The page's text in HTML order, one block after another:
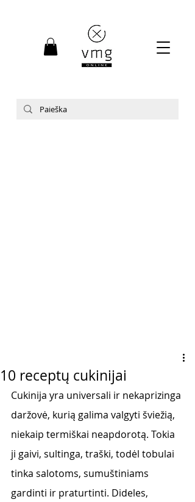
10 receptų cukinijai
Cukinija yra universali ir nekaprizinga
daržovė, kurią galima valgyti šviežią,
niekaip termiškai neapdorotą. Tokia
ji gaivi, sultinga, traški, todėl tobulai
tinka salotoms, sumuštiniams
gardinti ir praturtinti. Dideles,